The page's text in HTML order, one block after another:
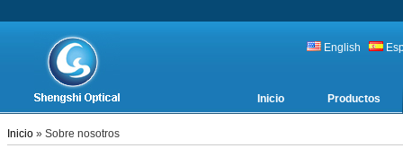
English
Inicio Productos
Inicio » Sobre nosotros